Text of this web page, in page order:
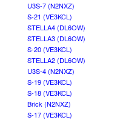
U3S-7 (N2NXZ)
S-21 (VE3KCL)
STELLA4 (DL6OW)
STELLA3 (DL6OW)
S-20 (VE3KCL)
STELLA2 (DL6OW)
U3S-4 (N2NXZ)
S-19 (VE3KCL)
S-18 (VE3KCL)
Brick (N2NXZ)
S-17 (VE3KCL)